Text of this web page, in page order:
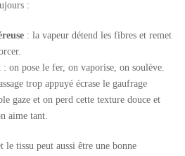
:
: la vapeur détend les fibres et remet
: on pose le fer, on vaporise, on soulève.
trop appuyé écrase le gaufrage
gaze et on perd cette texture douce et
aime tant.
tissu peut aussi être une bonne